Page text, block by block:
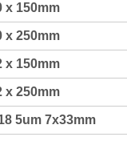
x 150mm
x 250mm
x 150mm
x 250mm
5um 7x33mm